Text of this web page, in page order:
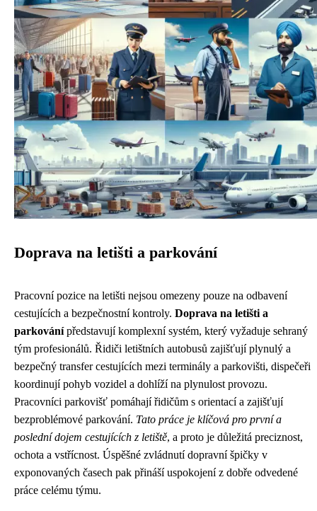
Doprava na letišti a parkování
Pracovní pozice na letišti nejsou omezeny pouze na odbavení
cestujících a bezpečnostní kontroly. Doprava na letišti a
parkovánípředstavují komplexní systém, který vyžaduje sehraný
tým profesionálů. Řidiči letištních autobusů zajišťují plynulý a
bezpečný transfer cestujících mezi terminály a parkovišti, dispečeři
koordinují pohyb vozidel a dohlíží na plynulost provozu.
Pracovníci parkovišť pomáhají řidičům s orientací a zajišťují
bezproblémové parkování. Tato práce je klíčová pro první a
poslední dojem cestujících z letiště, a proto je důležitá preciznost,
ochota a vstřícnost. Úspěšné zvládnutí dopravní špičky v
exponovaných časech pak přináší uspokojení z dobře odvedené
práce celému týmu.